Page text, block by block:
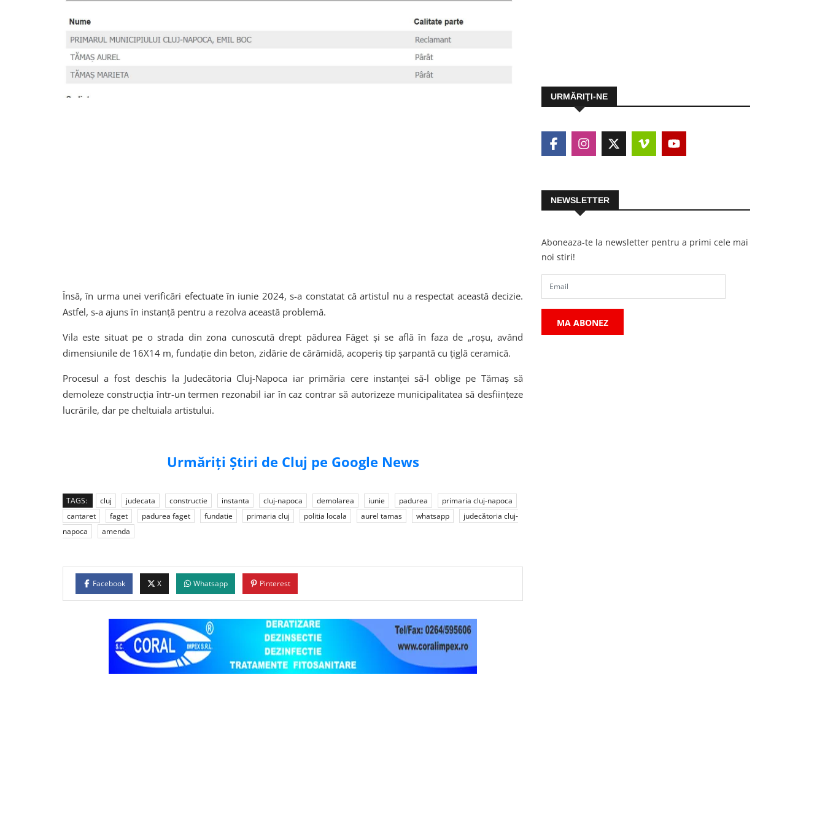
Însă, în urma unei verificări efectuate în iunie 2024, s-a constatat că artistul nu a respectat această decizie.
Astfel, s-a ajuns în instanță pentru a rezolva această problemă.
Vila este situat pe o strada din zona cunoscută drept pădurea Făget și se află în faza de „roșu, având
dimensiunile de 16X14 m, fundație din beton, zidărie de cărămidă, acoperiș tip șarpantă cu țiglă ceramică.
Procesul a fost deschis la Judecătoria Cluj-Napoca iar primăria cere instanței să-l oblige pe Tămaș să
demoleze construcția într-un termen rezonabil iar în caz contrar să autorizeze municipalitatea să desființeze
lucrările, dar pe cheltuiala artistului.
Urmăriți Știri de Cluj pe Google News
TAGS: cluj judecata constructie instanta cluj-napoca demolarea iunie padurea
primaria cluj-napoca
cantaret
faget padurea faget fundatie primaria cluj politia locala aurel tamas whatsapp
judecătoria cluj-
napoca
amenda
Facebook X Whatsapp Pinterest
URMĂRIŢI-NE
NEWSLETTER
Aboneaza-te la newsletter pentru a primi cele mai
noi stiri!
MA ABONEZ